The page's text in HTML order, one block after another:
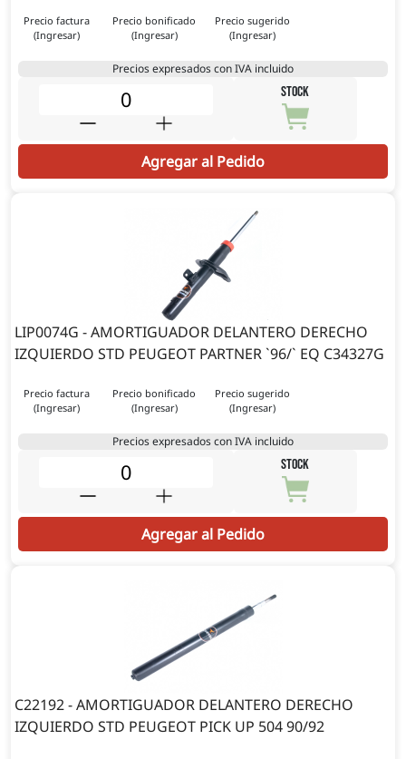
Precio factura
(Ingresar)
Precio bonificado
(Ingresar)
Precio sugerido
(Ingresar)
Precios expresados con IVA incluido
STOCK
Agregar al Pedido
LIP0074G - AMORTIGUADOR DELANTERO DERECHO
IZQUIERDO STD PEUGEOT PARTNER `96/` EQ C34327G
Precio factura
(Ingresar)
Precio bonificado
(Ingresar)
Precio sugerido
(Ingresar)
Precios expresados con IVA incluido
STOCK
Agregar al Pedido
C22192 - AMORTIGUADOR DELANTERO DERECHO
IZQUIERDO STD PEUGEOT PICK UP 504 90/92